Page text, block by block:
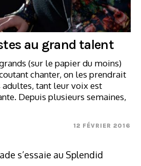
au grand talent
(sur le papier du moins)
chanter, on les prendrait
tant leur voix est
Depuis plusieurs semaines,
12 FÉVRIER 2016